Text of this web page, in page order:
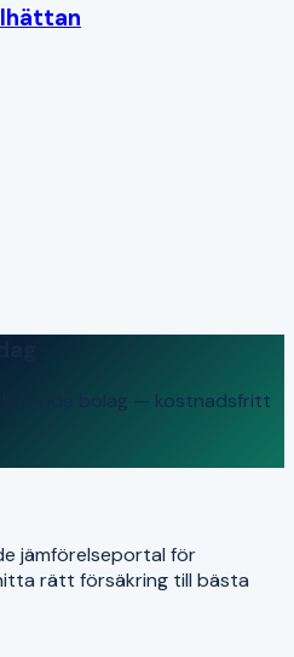
ledande bolag — kostnadsfritt
jämförelseportal för
rätt försäkring till bästa